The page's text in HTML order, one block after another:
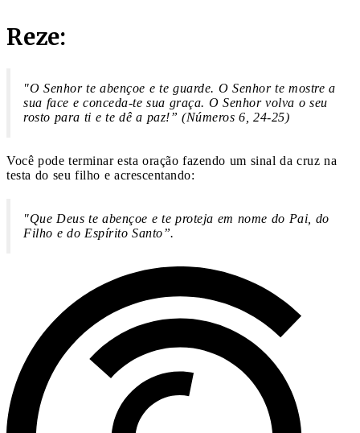
Reze:
"O Senhor te abençoe e te guarde. O Senhor te mostre a
sua face e conceda-te sua graça. O Senhor volva o seu
rosto para ti e te dê a paz!” (Números 6, 24-25)
Você pode terminar esta oração fazendo um sinal da cruz na
testa do seu filho e acrescentando:
"Que Deus te abençoe e te proteja em nome do Pai, do
Filho e do Espírito Santo”.